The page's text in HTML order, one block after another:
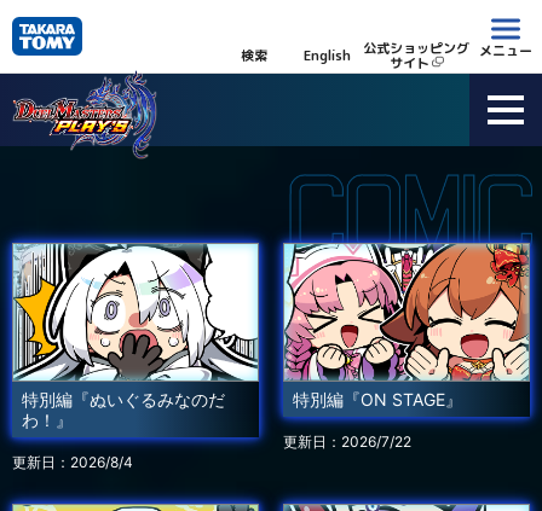
検索 English 公式ショッピング
サイト
メニュー
特別編『ぬいぐるみなのだ
わ！』
更新日：2026/8/4
特別編『ON STAGE』
更新日：2026/7/22